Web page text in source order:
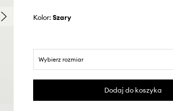
Kolor: szary
Wybierz rozmiar
Dodaj do koszyka